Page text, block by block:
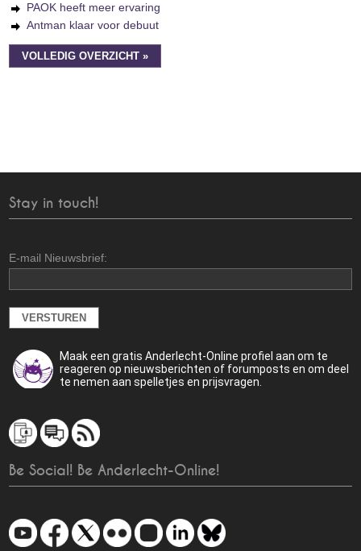
PAOK heeft meer ervaring
Antman klaar voor debuut
VOLLEDIG OVERZICHT »
Stay in touch!
E-mail Nieuwsbrief:
Maak een gratis Anderlecht-Online profiel aan om te
reageren op nieuwsberichten of forumposts en om deel
te nemen aan spelletjes en prijsvragen.
Be Social! Be Anderlecht-Online!